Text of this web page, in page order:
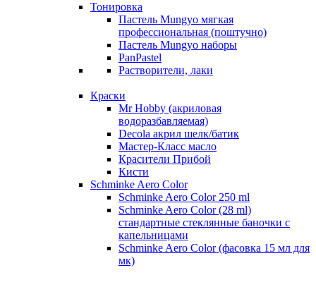
Тонировка
Пастель Mungyo мягкая
профессиональная (поштучно)
Пастель Mungyo наборы
PanPastel
Растворители, лаки
Краски
Mr Hobby (акриловая
водоразбавляемая)
Decola акрил шелк/батик
Мастер-Класс масло
Красители Прибой
Кисти
Schminke Aero Color
Schminke Aero Color 250 ml
Schminke Aero Color (28 ml)
стандартные стеклянные баночки с
капельницами
Schminke Aero Color (фасовка 15 мл для
мк)